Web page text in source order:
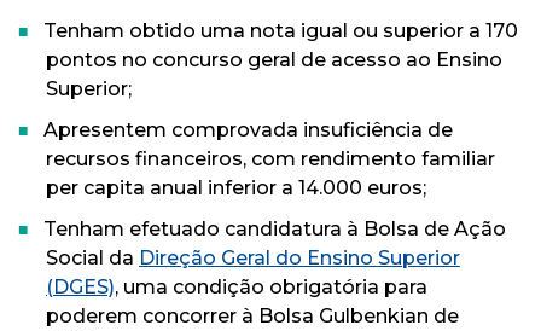
Tenham obtido uma nota igual ou superior a 170
pontos no concurso geral de acesso ao Ensino
Superior;
Apresentem comprovada insuficiência de
recursos financeiros, com rendimento familiar
per capita anual inferior a 14.000 euros;
Tenham efetuado candidatura à Bolsa de Ação
Social da Direção Geral do Ensino Superior
(DGES), uma condição obrigatória para
poderem concorrer à Bolsa Gulbenkian de